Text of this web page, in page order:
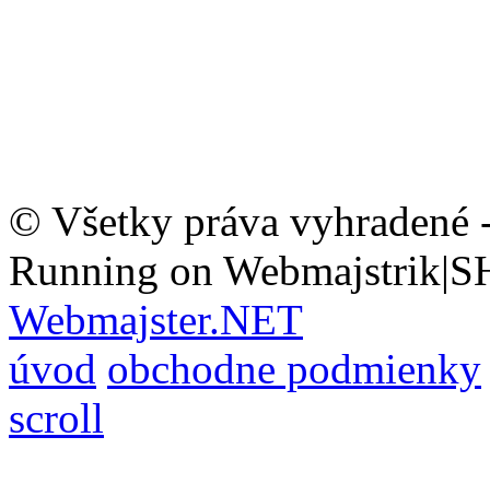
© Všetky práva vyhradené
Running on
Webmajster.NET
úvod obchodne podmienky
scroll